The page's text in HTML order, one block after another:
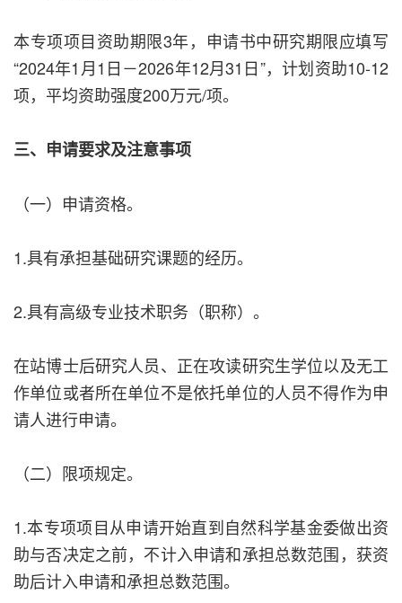
本专项项目资助期限3年，申请书中研究期限应填写
“2024年1月1日－2026年12月31日”，计划资助10-12
项，平均资助强度200万元/项。
三、申请要求及注意事项
（一）申请资格。
1.具有承担基础研究课题的经历。
2.具有高级专业技术职务（职称）。
在站博士后研究人员、正在攻读研究生学位以及无工
作单位或者所在单位不是依托单位的人员不得作为申
请人进行申请。
（二）限项规定。
1.本专项项目从申请开始直到自然科学基金委做出资
助与否决定之前，不计入申请和承担总数范围，获资
助后计入申请和承担总数范围。